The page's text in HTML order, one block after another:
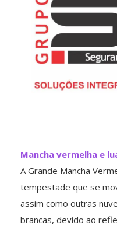
Mancha vermelha e
A Grande Mancha
tempestade que se
assim como outras
brancas, devido ao